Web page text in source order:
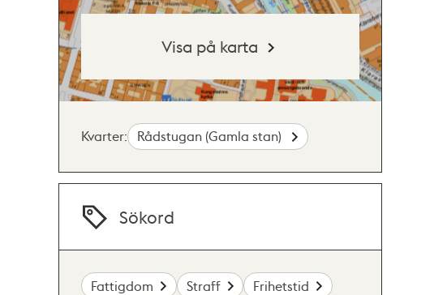
Visa på karta
Kvarter: Rådstugan (Gamla stan)
Sökord
Fattigdom Straff
Frihetstid